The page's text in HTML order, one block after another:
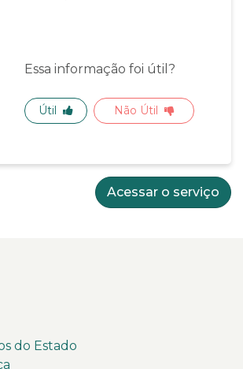
Essa informação foi útil?
Útil Não Útil
Acessar o serviço
do Estado